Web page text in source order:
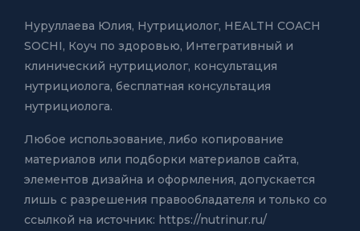
Нуруллаева Юлия, Нутрициолог, HEALTH COACH
SOCHI, Коуч по здоровью, Интегративный и
клинический нутрициолог, консультация
нутрициолога, бесплатная консультация
нутрициолога.
Любое использование, либо копирование
материалов или подборки материалов сайта,
элементов дизайна и оформления, допускается
лишь с разрешения правообладателя и только со
ссылкой на источник: https://nutrinur.ru/